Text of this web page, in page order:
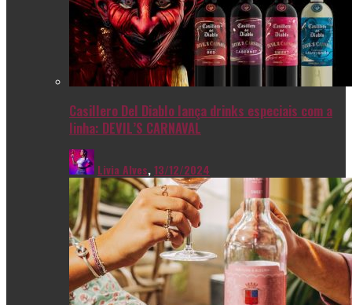
Casillero Del Diablo lança drinks especiais com a
linha: DEVIL’S CARNAVAL
Livia Alves,13/12/2024